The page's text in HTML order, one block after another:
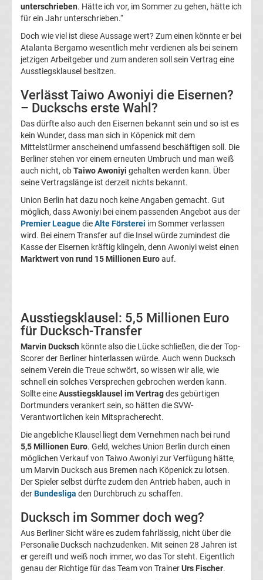
FC
Nürnberg
1.
FC
Saarbrücken
Transfergerüchte
1.
FC
Transfergerüchte
1.
FSV
Mainz
05
Transfergerüchte
Alemannia
Aachen
Transfergerüchte
unterschrieben. Hätte ich vor, im Sommer zu gehen, hätte ich
für ein Jahr unterschrieben.“
Doch wie viel ist diese Aussage wert? Zum einen könnte er bei
Atalanta Bergamo wesentlich mehr verdienen als bei seinem
jetzigen Arbeitgeber und zum anderen soll sein Vertrag eine
Ausstiegsklausel besitzen.
Verlässt Taiwo Awoniyi die Eisernen?
– Duckschs erste Wahl?
Das dürfte also auch den Eisernen bekannt sein und so ist es
kein Wunder, dass man sich in Köpenick mit dem
Mittelstürmer anscheinend umfassend beschäftigen soll. Die
Berliner stehen vor einem erneuten Umbruch und man weiß
auch nicht, obTaiwo Awoniyi gehalten werden kann. Über
seine Vertragslänge ist derzeit nichts bekannt.
Union Berlin hat dazu noch keine Angaben gemacht. Gut
möglich, dass Awoniyi bei einem passenden Angebot aus der
Premier LeaguedieAlte Försterei im Sommer verlassen
wird. Bei einem Transfer auf die Insel würde zumindest die
Kasse der Eisernen kräftig klingeln, denn Awoniyi weist einen
Marktwert von rund 15 Millionen Euroauf.
Ausstiegsklausel: 5,5 Millionen Euro
für Ducksch-Transfer
Marvin Ducksch könnte also die Lücke schließen, die der Top-
Scorer der Berliner hinterlassen würde. Auch wenn Ducksch
seinem Verein die Treue schwört, so wissen wir alle, wie
schnell ein solches Versprechen gebrochen werden kann.
Sollte eineAusstiegsklausel im Vertragdes gebürtigen
Dortmunders verankert sein, so hätten die SVW-
Verantwortlichen kein Mitspracherecht.
Die angebliche Klausel liegt dem Vernehmen nach bei rund
5,5 Millionen Euro. Geld, welches Union Berlin durch einen
möglichen Verkauf von Taiwo Awoniyi zur Verfügung hätte,
um Marvin Ducksch aus Bremen nach Köpenick zu lotsen.
Der Spieler selbst dürfte zudem den Antrieb haben, auch in
derBundesliga den Durchbruch zu schaffen.
Ducksch im Sommer doch weg?
Aus Berliner Sicht wäre es zudem fahrlässig, nicht über die
Personalie Ducksch nachzudenken. Mit seinen 28 Jahren ist
er gereift und weiß noch immer, wo das Tor steht. Eigentlich
genau der Richtige für das Team von TrainerUrs Fischer.